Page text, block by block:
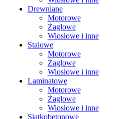
Drewniane
Motorowe
Żaglowe
Wiosłowe i inne
Stalowe
Motorowe
Żaglowe
Wiosłowe i inne
Laminatowe
Motorowe
Żaglowe
Wiosłowe i inne
Siatkobetonowe